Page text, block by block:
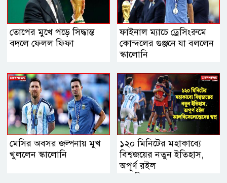
তোপের মুখে পড়ে সিদ্ধান্ত
বদলে ফেলল ফিফা
ফাইনাল ম্যাচে ড্রেসিংরুমে
কোন্দলের গুঞ্জনে যা বললেন
স্কালোনি
মেসির অবসর জল্পনায় মুখ
খুললেন স্কালোনি
১২০ মিনিটের মহাকাব্যে
বিশ্বজয়ের নতুন ইতিহাস,
অপূর্ণ রইল
আলবিসেলেস্তেদের স্বপ্ন